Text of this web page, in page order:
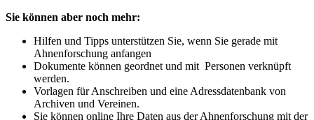
Sie können aber noch mehr:
Hilfen und Tipps unterstützen Sie, wenn Sie gerade mit
Ahnenforschung anfangen
Dokumente können geordnet und mit Personen verknüpft
werden.
Vorlagen für Anschreiben und eine Adressdatenbank von
Archiven und Vereinen.
Sie können online Ihre Daten aus der Ahnenforschung mit der